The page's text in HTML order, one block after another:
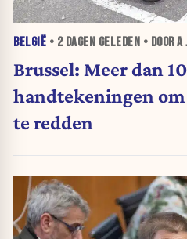
BELGIË • 2 DAGEN GELEDEN • DOOR A
Brussel: Meer dan
handtekeningen om
te redden